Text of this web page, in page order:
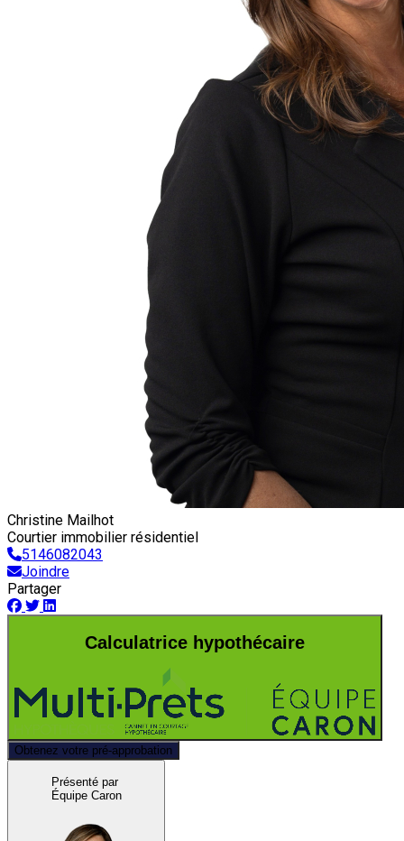
Christine Mailhot
Courtier immobilier résidentiel
5146082043
Joindre
Partager
Calculatrice hypothécaire
Obtenez votre pré-approbation
Présenté par
Équipe Caron